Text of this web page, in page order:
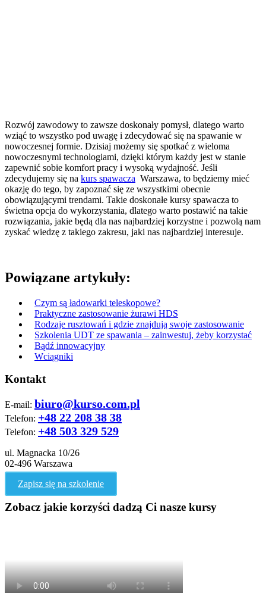
Rozwój zawodowy to zawsze doskonały pomysł, dlatego warto
wziąć to wszystko pod uwagę i zdecydować się na spawanie w
nowoczesnej formie. Dzisiaj możemy się spotkać z wieloma
nowoczesnymi technologiami, dzięki którym każdy jest w stanie
zapewnić sobie komfort pracy i wysoką wydajność. Jeśli
zdecydujemy się na kurs spawacza Warszawa, to będziemy mieć
okazję do tego, by zapoznać się ze wszystkimi obecnie
obowiązującymi trendami. Takie doskonałe kursy spawacza to
świetna opcja do wykorzystania, dlatego warto postawić na takie
rozwiązania, jakie będą dla nas najbardziej korzystne i pozwolą nam
zyskać wiedzę z takiego zakresu, jaki nas najbardziej interesuje.
Powiązane artykuły:
Czym są ładowarki teleskopowe?
Praktyczne zastosowanie żurawi HDS
Rodzaje rusztowań i gdzie znajdują swoje zastosowanie
Szkolenia UDT ze spawania – zainwestuj, żeby korzystać
Bądź innowacyjny
Wciągniki
Kontakt
E-mail: biuro@kurso.com.pl
Telefon: +48 22 208 38 38
Telefon: +48 503 329 529
ul. Magnacka 10/26
02-496 Warszawa
Zapisz się na szkolenie
Zobacz jakie korzyści dadzą Ci nasze kursy